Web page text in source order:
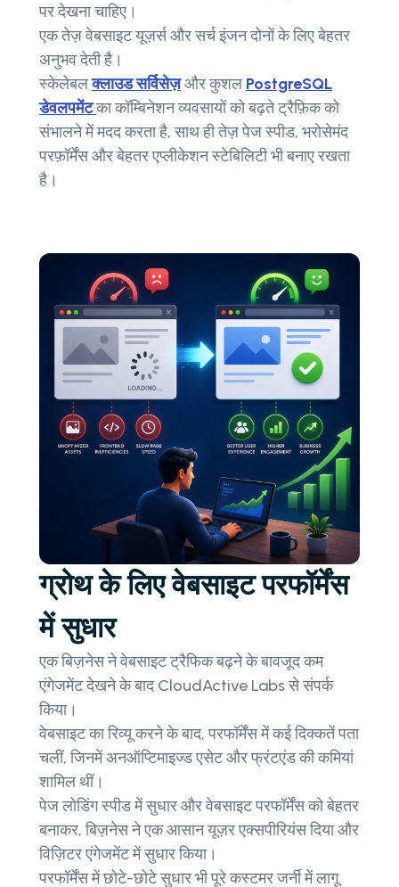
पर देखना चाहिए।
एक तेज़ वेबसाइट यूज़र्स और सर्च इंजन दोनों के लिए बेहतर
अनुभव देती है।
स्केलेबलक्लाउड सर्विसेज़और कुशल PostgreSQL
डेवलपमेंटका कॉम्बिनेशन व्यवसायों को बढ़ते ट्रैफ़िक को
संभालने में मदद करता है, साथ ही तेज़ पेज स्पीड, भरोसेमंद
परफ़ॉर्मेंस और बेहतर एप्लीकेशन स्टेबिलिटी भी बनाए रखता
है।
ग्रोथ के लिए वेबसाइट परफॉर्मेंस
में सुधार
एक बिज़नेस ने वेबसाइट ट्रैफिक बढ़ने के बावजूद कम
एंगेजमेंट देखने के बाद CloudActive Labs से संपर्क
किया।
वेबसाइट का रिव्यू करने के बाद, परफॉर्मेंस में कई दिक्कतें पता
चलीं, जिनमें अनऑप्टिमाइज्ड एसेट और फ्रंटएंड की कमियां
शामिल थीं।
पेज लोडिंग स्पीड में सुधार और वेबसाइट परफॉर्मेंस को बेहतर
बनाकर, बिज़नेस ने एक आसान यूज़र एक्सपीरियंस दिया और
विज़िटर एंगेजमेंट में सुधार किया।
परफॉर्मेंस में छोटे-छोटे सुधार भी पूरे कस्टमर जर्नी में लागू